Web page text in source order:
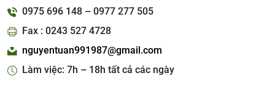
0975 696 148 – 0977 277 505
Fax : 0243 527 4728
nguyentuan991987@gmail.com
Làm việc: 7h – 18h tất cả các ngày